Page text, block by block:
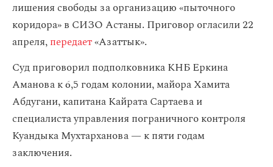
лишения свободы за организацию «пыточного
коридора» в СИЗО Астаны. Приговор огласили 22
апреля,передает«Азаттык».
Суд приговорил подполковника КНБ Еркина
Аманова к 6,5 годам колонии, майора Хамита
Абдугани, капитана Кайрата Сартаева и
специалиста управления пограничного контроля
Куандыка Мухтарханова — к пяти годам
заключения.